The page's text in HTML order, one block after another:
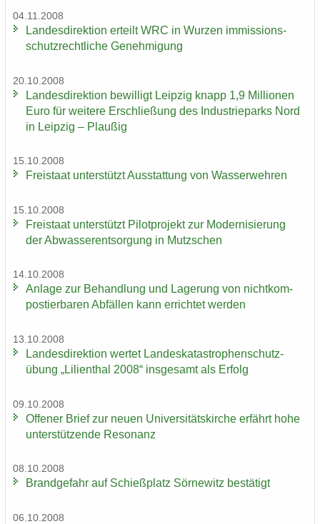
04.11.2008
Lan­des­di­rek­ti­on er­teilt WRC in Wur­zen im­mis­si­ons­
schutz­recht­li­che Ge­neh­mi­gung
20.10.2008
Lan­des­di­rek­ti­on be­wil­ligt Leip­zig knapp 1,9 Mil­lio­nen
Euro für wei­te­re Er­schlie­ßung des In­dus­trie­parks Nord
in Leip­zig – Plau­ßig
15.10.2008
Frei­staat un­ter­stützt Aus­stat­tung von Was­ser­weh­ren
15.10.2008
Frei­staat un­ter­stützt Pi­lot­pro­jekt zur Mo­der­ni­sie­rung
der Ab­was­ser­ent­sor­gung in Mutz­schen
14.10.2008
An­la­ge zur Be­hand­lung und La­ge­rung von nicht­kom­
pos­tier­ba­ren Ab­fäl­len kann er­rich­tet wer­den
13.10.2008
Lan­des­di­rek­ti­on wer­tet Lan­des­ka­ta­stro­phen­schutz­
übung „Li­li­en­thal 2008“ ins­ge­samt als Er­folg
09.10.2008
Of­fe­ner Brief zur neuen Uni­ver­si­täts­kir­che er­fährt hohe
un­ter­stüt­zen­de Re­so­nanz
08.10.2008
Brand­ge­fahr auf Schieß­platz Sör­ne­witz be­stä­tigt
06.10.2008